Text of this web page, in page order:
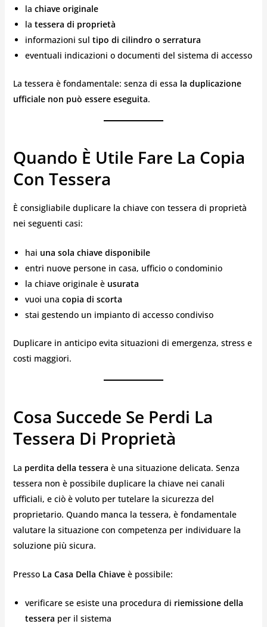
la chiave originale
la tessera di proprietà
informazioni sul tipo di cilindro o serratura
eventuali indicazioni o documenti del sistema di accesso
La tessera è fondamentale: senza di essa la duplicazione
ufficiale non può essere eseguita.
Quando È Utile Fare La Copia
Con Tessera
È consigliabile duplicare la chiave con tessera di proprietà
nei seguenti casi:
hai una sola chiave disponibile
entri nuove persone in casa, ufficio o condominio
la chiave originale è usurata
vuoi una copia di scorta
stai gestendo un impianto di accesso condiviso
Duplicare in anticipo evita situazioni di emergenza, stress e
costi maggiori.
Cosa Succede Se Perdi La
Tessera Di Proprietà
La perdita della tessera è una situazione delicata. Senza
tessera non è possibile duplicare la chiave nei canali
ufficiali, e ciò è voluto per tutelare la sicurezza del
proprietario. Quando manca la tessera, è fondamentale
valutare la situazione con competenza per individuare la
soluzione più sicura.
Presso La Casa Della Chiaveè possibile:
verificare se esiste una procedura di riemissione della
tessera per il sistema